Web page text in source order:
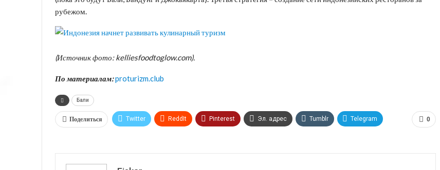
рубежом.
(Источник фото: kelliesfoodtoglow.com).
По материалам:proturizm.club
Бали
0
Поделиться Twitter ReddIt Pinterest Эл. адрес Tumblr Telegram